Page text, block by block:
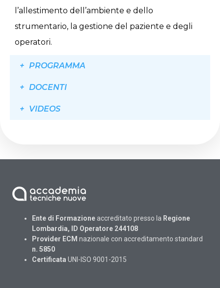
l’allestimento dell’ambiente e dello
strumentario, la gestione del paziente e degli
operatori.
PROGRAMMA
DOCENTI
VIDEOS
Ente di Formazione accreditato presso la Regione
Lombardia, ID Operatore 244108
Provider ECM nazionale con accreditamento standard
n. 5850
Certificata UNI-ISO 9001-2015